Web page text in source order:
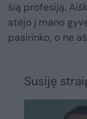
šią profesiją.
atėjo į mano
pasirinko, o ne
Susiję